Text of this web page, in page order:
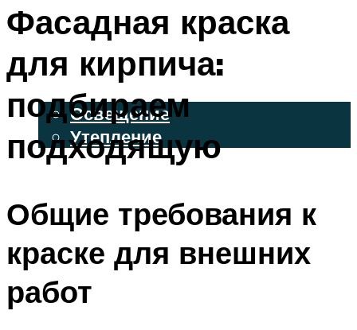
ФАСАДНЫЙ САЙДИНГ
ОСВЕЩЕНИЕ И УТЕПЛЕНИЕ
Освещение
Утепление
ДЕКОР
МЕНЮ
Фасадная краска
для кирпича:
подбираем
подходящую
Общие требования к
краске для внешних
работ